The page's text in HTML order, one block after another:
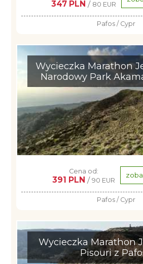
347 PLN / 80 EUR
Pafos / Cypr
Wycieczka Marathon
Narodowy Park
Cena od:
391 PLN / 90 EUR
Pafos / Cypr
Wycieczka Marathon
Pisouri z